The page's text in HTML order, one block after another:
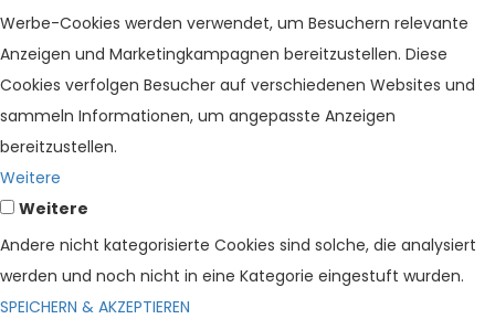
Werbe-Cookies werden verwendet, um Besuchern relevante
Anzeigen und Marketingkampagnen bereitzustellen. Diese
Cookies verfolgen Besucher auf verschiedenen Websites und
sammeln Informationen, um angepasste Anzeigen
bereitzustellen.
Weitere
Weitere
Andere nicht kategorisierte Cookies sind solche, die analysiert
werden und noch nicht in eine Kategorie eingestuft wurden.
SPEICHERN & AKZEPTIEREN